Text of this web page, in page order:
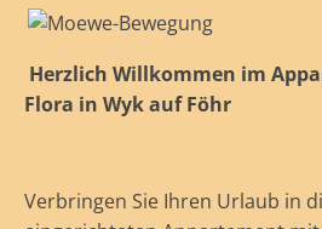
Herzlich Willkommen im
Flora in Wyk auf Föhr
Verbringen Sie Ihren Urlaub in